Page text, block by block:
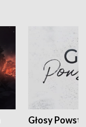
Głosy